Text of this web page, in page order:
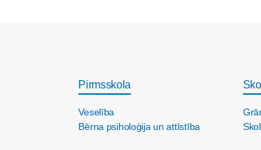
Pirmsskola
Veselība
Bērna psiholoģija un attīstība